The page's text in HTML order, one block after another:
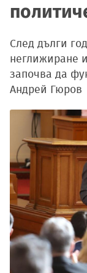
След дълги
неглижиране
започва да
Андрей Гюров